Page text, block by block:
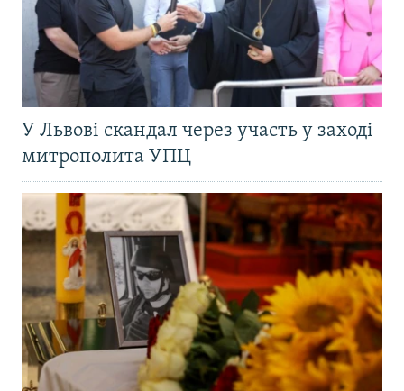
У Львові скандал через участь у заході
митрополита УПЦ